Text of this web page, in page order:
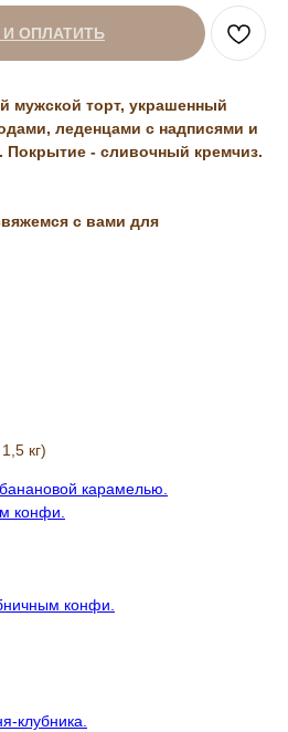
И ОПЛАТИТЬ
мужской торт, украшенный
леденцами с надписями и
Покрытие - сливочный кремчиз.
с вами для
кг)
карамелью.
конфи.
конфи.
клубника.